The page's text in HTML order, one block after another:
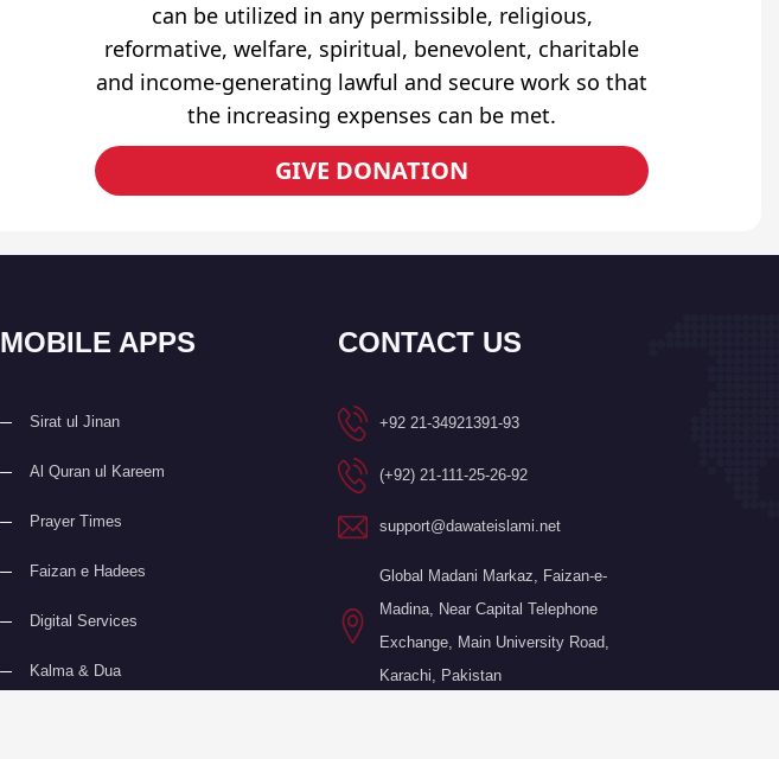
can be utilized in any permissible, religious,
reformative, welfare, spiritual, benevolent, charitable
and income-generating lawful and secure work so that
the increasing expenses can be met.
GIVE DONATION
MOBILE APPS
Sirat ul Jinan
Al Quran ul Kareem
Prayer Times
Faizan e Hadees
Digital Services
Kalma & Dua
CONTACT US
+92 21-34921391-93
(+92) 21-111-25-26-92
support@dawateislami.net
Global Madani Markaz, Faizan-e-
Madina, Near Capital Telephone
Exchange, Main University Road,
Karachi, Pakistan